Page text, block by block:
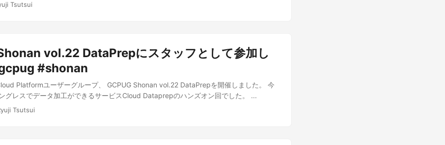
Tsutsui
vol.22 DataPrepにスタッフとして参加し
#shonan
Platformユーザーグループ、 GCPUG Shonan vol.22 DataPrepを開催しました。 今
グレスでデータ加工ができるサービスCloud Dataprepのハンズオン回でした。 ...
Tsutsui